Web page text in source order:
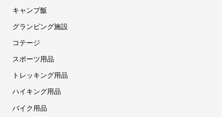
キャンプ飯
グランピング施設
コテージ
スポーツ用品
トレッキング用品
ハイキング用品
バイク用品